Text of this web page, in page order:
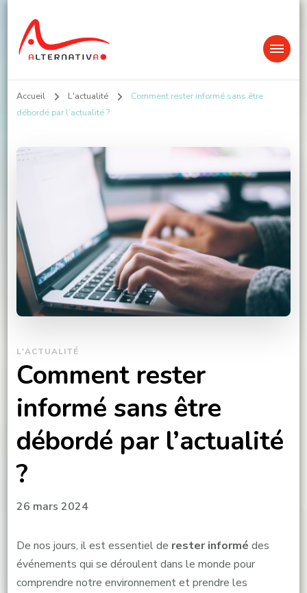
Alternativa
Accueil L'actualité
Comment rester informé sans être
débordé par l’actualité ?
L'ACTUALITÉ
Comment rester
informé sans être
débordé par l’actualité
?
26 mars 2024
De nos jours, il est essentiel de rester informé des
événements qui se déroulent dans le monde pour
comprendre notre environnement et prendre les